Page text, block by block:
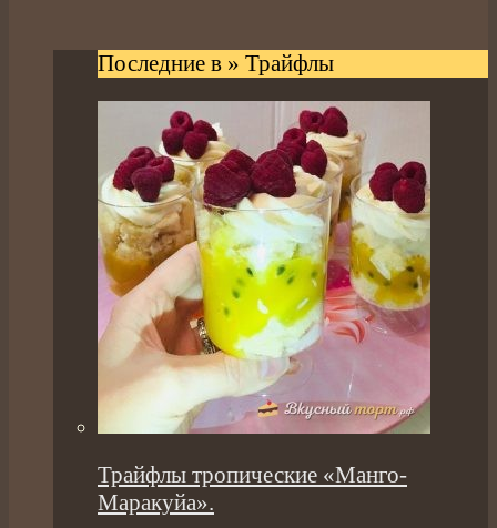
Последние в » Трайфлы
Трайфлы тропические «Манго-
Маракуйа».